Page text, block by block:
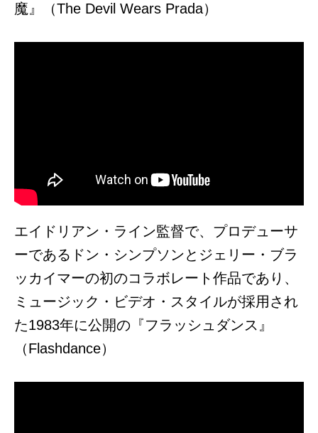
魔』（The Devil Wears Prada）
エイドリアン・ライン監督で、プロデューサ
ーであるドン・シンプソンとジェリー・ブラ
ッカイマーの初のコラボレート作品であり、
ミュージック・ビデオ・スタイルが採用され
た1983年に公開の『フラッシュダンス』
（Flashdance）